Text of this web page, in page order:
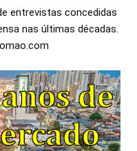
entrevistas concedidas
nas últimas décadas.